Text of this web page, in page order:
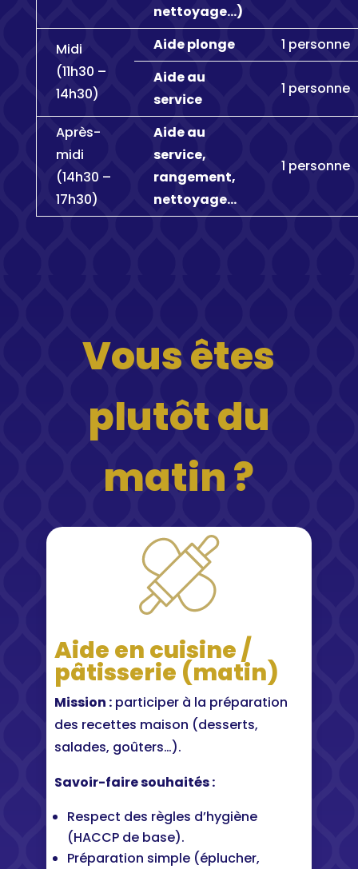
nettoyage…)
Midi
(11h30 –
14h30)
Aide plonge
1 personne
Aide au
service
1 personne
Après-
midi
(14h30 –
17h30)
Aide au
service,
rangement,
nettoyage…
1 personne
Vous êtes
plutôt du
matin ?
Aide en cuisine /
pâtisserie (matin)
Mission : participer à la préparation
des recettes maison (desserts,
salades, goûters…).
Savoir-faire souhaités :
Respect des règles d’hygiène
(HACCP de base).
Préparation simple (éplucher,